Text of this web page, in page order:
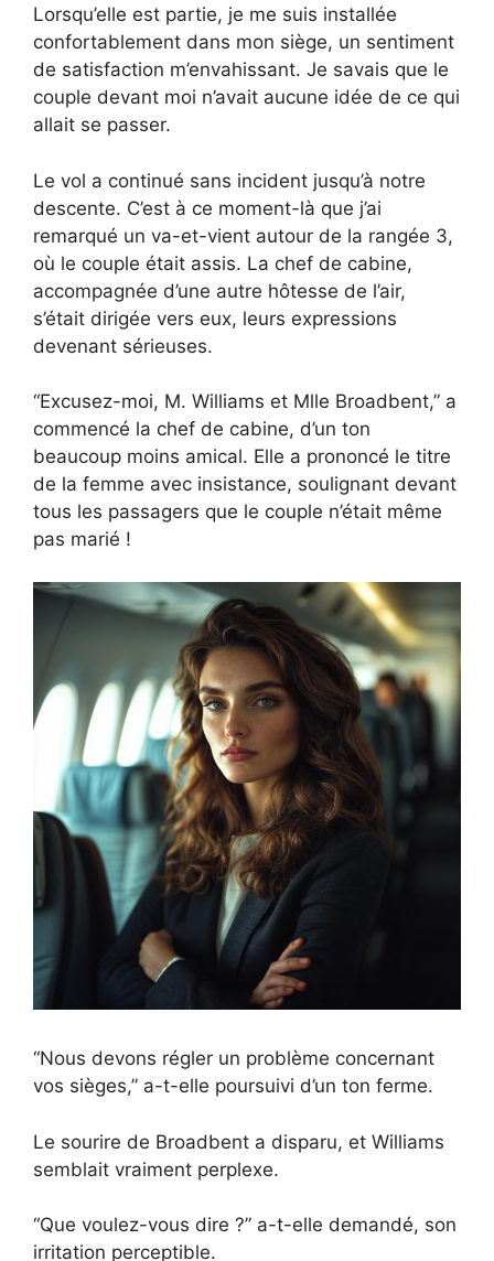
Lorsqu’elle est partie, je me suis installée
confortablement dans mon siège, un sentiment
de satisfaction m’envahissant. Je savais que le
couple devant moi n’avait aucune idée de ce qui
allait se passer.
Le vol a continué sans incident jusqu’à notre
descente. C’est à ce moment-là que j’ai
remarqué un va-et-vient autour de la rangée 3,
où le couple était assis. La chef de cabine,
accompagnée d’une autre hôtesse de l’air,
s’était dirigée vers eux, leurs expressions
devenant sérieuses.
“Excusez-moi, M. Williams et Mlle Broadbent,” a
commencé la chef de cabine, d’un ton
beaucoup moins amical. Elle a prononcé le titre
de la femme avec insistance, soulignant devant
tous les passagers que le couple n’était même
pas marié !
“Nous devons régler un problème concernant
vos sièges,” a-t-elle poursuivi d’un ton ferme.
Le sourire de Broadbent a disparu, et Williams
semblait vraiment perplexe.
“Que voulez-vous dire ?” a-t-elle demandé, son
irritation perceptible.